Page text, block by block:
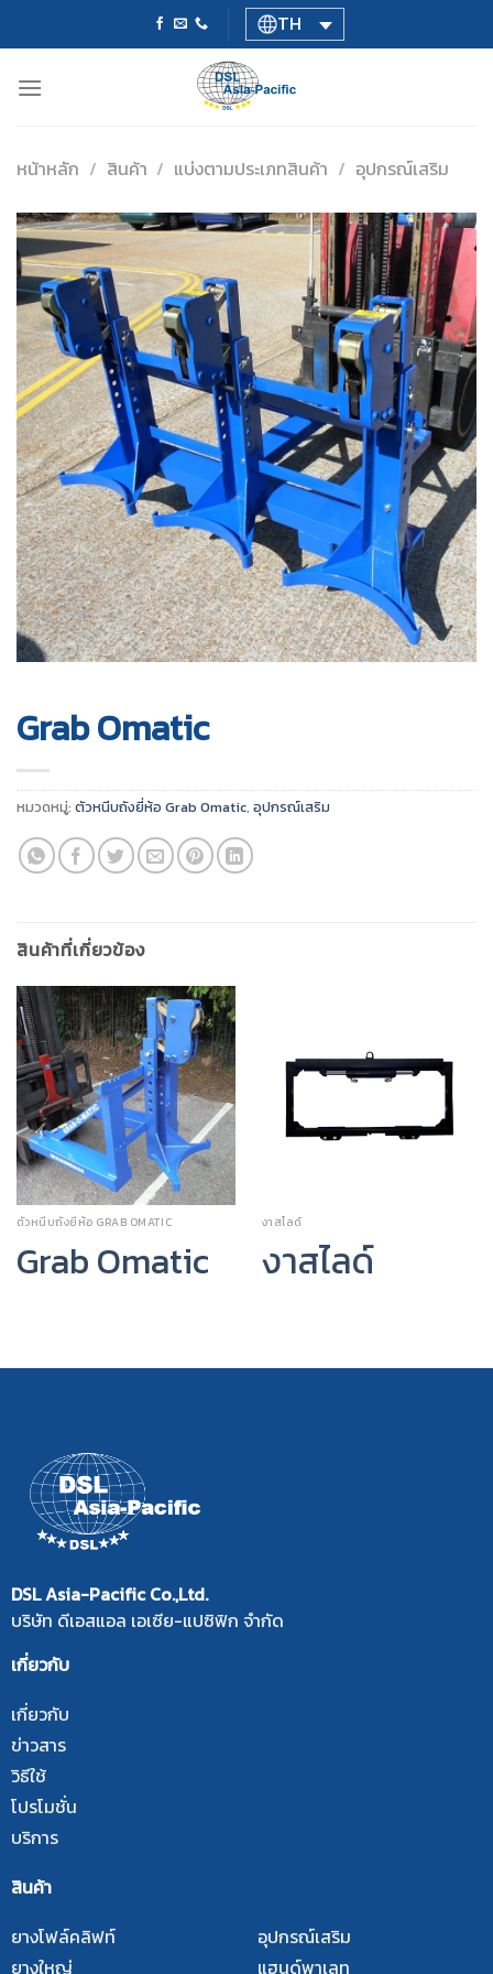
TH
หน้าหลัก / สินค้า / แบ่งตามประเภทสินค้า / อุปกรณ์เสริม
Grab Omatic
หมวดหมู่: ตัวหนีบถังยี่ห้อ Grab Omatic, อุปกรณ์เสริม
สินค้าที่เกี่ยวข้อง
ตัวหนีบถังยี่ห้อ GRAB OMATIC
Grab Omatic
งาสไลด์
งาสไลด์
DSL Asia-Pacific Co.,Ltd.
บริษัท ดีเอสแอล เอเซีย-แปซิฟิก จำกัด
เกี่ยวกับ
เกี่ยวกับ
ข่าวสาร
วิธีใช้
โปรโมชั่น
บริการ
สินค้า
ยางโฟล์คลิฟท์
ยางใหญ่
อุปกรณ์เสริม
แฮนด์พาเลท